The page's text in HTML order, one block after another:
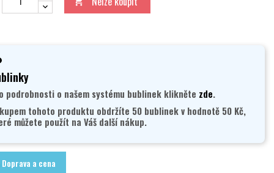
podrobnosti o našem systému bublinek klikněte zde.
tohoto produktu obdržíte 50 bublinek v hodnotě 50 Kč,
můžete použít na Váš další nákup.
Doprava a cena